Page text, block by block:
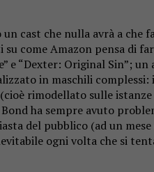
cast che nulla avrà a
come Amazon pensa di
e “Dexter: Original Sin”;
in maschili
rimodellato sulle
Bond ha sempre avuto
del pubblico (ad un
ogni volta che si